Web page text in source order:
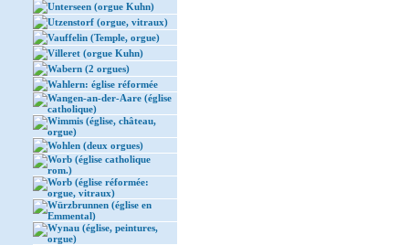
Unterseen (orgue Kuhn)
Utzenstorf (orgue, vitraux)
Vauffelin (Temple, orgue)
Villeret (orgue Kuhn)
Wabern (2 orgues)
Wahlern: église réformée
Wangen-an-der-Aare (église
catholique)
Wimmis (église, château,
orgue)
Wohlen (deux orgues)
Worb (église catholique
rom.)
Worb (église réformée:
orgue, vitraux)
Würzbrunnen (église en
Emmental)
Wynau (église, peintures,
orgue)